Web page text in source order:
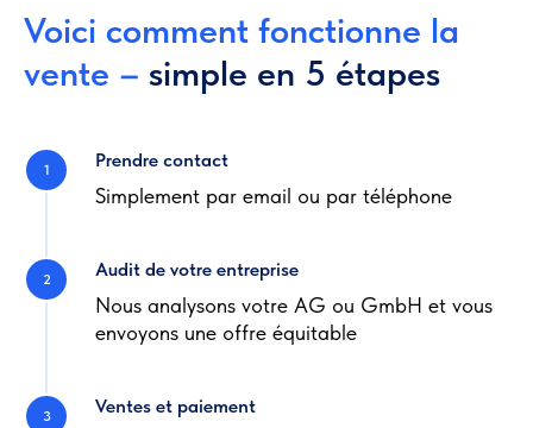
Voici comment fonctionne la
vente – simple en 5 étapes
Prendre contact
Simplement par email ou par téléphone
Audit de votre entreprise
Nous analysons votre AG ou GmbH et vous
envoyons une offre équitable
Ventes et paiement